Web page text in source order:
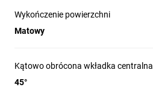
Wykończenie powierzchni
Matowy
Kątowo obrócona wkładka centralna
45°